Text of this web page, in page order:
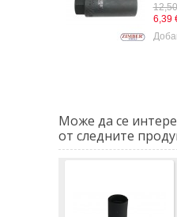
6,39
Може да се
от следните